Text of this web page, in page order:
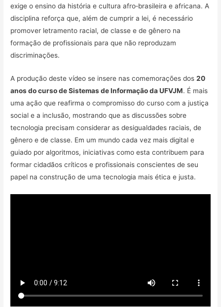
exige o ensino da história e cultura afro‑brasileira e africana. A
disciplina reforça que, além de cumprir a lei, é necessário
promover letramento racial, de classe e de gênero na
formação de profissionais para que não reproduzam
discriminações.
A produção deste vídeo se insere nas comemorações dos20
anos do curso de Sistemas de Informação da UFVJM. É mais
uma ação que reafirma o compromisso do curso com a justiça
social e a inclusão, mostrando que as discussões sobre
tecnologia precisam considerar as desigualdades raciais, de
gênero e de classe. Em um mundo cada vez mais digital e
guiado por algoritmos, iniciativas como esta contribuem para
formar cidadãos críticos e profissionais conscientes de seu
papel na construção de uma tecnologia mais ética e justa.